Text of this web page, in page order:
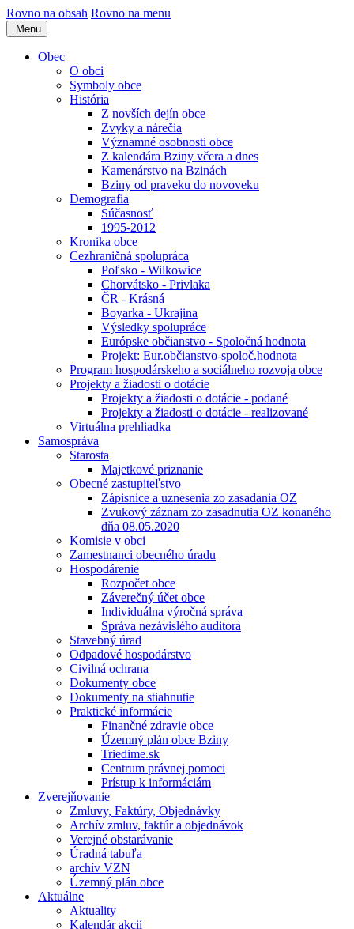
Rovno na obsah Rovno na menu
Menu
Obec
O obci
Symboly obce
História
Z novších dejín obce
Zvyky a nárečia
Významné osobnosti obce
Z kalendára Bziny včera a dnes
Kamenárstvo na Bzinách
Bziny od praveku do novoveku
Demografia
Súčasnosť
1995-2012
Kronika obce
Cezhraničná spolupráca
Poľsko - Wilkowice
Chorvátsko - Privlaka
ČR - Krásná
Boyarka - Ukrajina
Výsledky spolupráce
Európske občianstvo - Spoločná hodnota
Projekt: Eur.občianstvo-spoloč.hodnota
Program hospodárskeho a sociálneho rozvoja obce
Projekty a žiadosti o dotácie
Projekty a žiadosti o dotácie - podané
Projekty a žiadosti o dotácie - realizované
Virtuálna prehliadka
Samospráva
Starosta
Majetkové priznanie
Obecné zastupiteľstvo
Zápisnice a uznesenia zo zasadania OZ
Zvukový záznam zo zasadnutia OZ konaného
dňa 08.05.2020
Komisie v obci
Zamestnanci obecného úradu
Hospodárenie
Rozpočet obce
Záverečný účet obce
Individuálna výročná správa
Správa nezávislého auditora
Stavebný úrad
Odpadové hospodárstvo
Civilná ochrana
Dokumenty obce
Dokumenty na stiahnutie
Praktické informácie
Finančné zdravie obce
Územný plán obce Bziny
Triedime.sk
Centrum právnej pomoci
Prístup k informáciám
Zverejňovanie
Zmluvy, Faktúry, Objednávky
Archív zmluv, faktúr a objednávok
Verejné obstarávanie
Úradná tabuľa
archív VZN
Územný plán obce
Aktuálne
Aktuality
Kalendár akcií